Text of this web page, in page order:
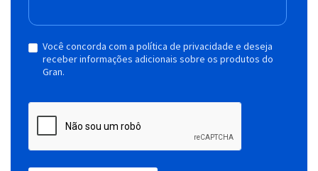
Você concorda com a política de privacidade e deseja
receber informações adicionais sobre os produtos do
Gran.